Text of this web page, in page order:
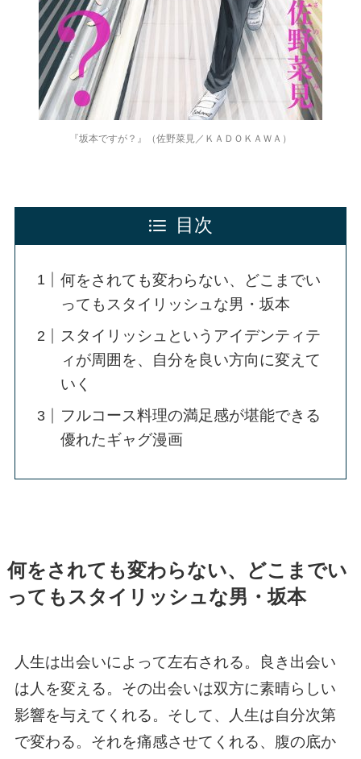
『坂本ですが？』（佐野菜見／ＫＡＤＯＫＡＷＡ）
目次
何をされても変わらない、どこまでい
ってもスタイリッシュな男・坂本
スタイリッシュというアイデンティテ
ィが周囲を、自分を良い方向に変えて
いく
フルコース料理の満足感が堪能できる
優れたギャグ漫画
何をされても変わらない、どこまでい
ってもスタイリッシュな男・坂本
人生は出会いによって左右される。良き出会い
は人を変える。その出会いは双方に素晴らしい
影響を与えてくれる。そして、人生は自分次第
で変わる。それを痛感させてくれる、腹の底か